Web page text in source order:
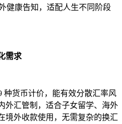
健康告知，适配人生不同阶段
需求
种货币计价，能有效分散汇率风
外汇管制，适合子女留学、海外
境外收款使用，无需复杂的换汇